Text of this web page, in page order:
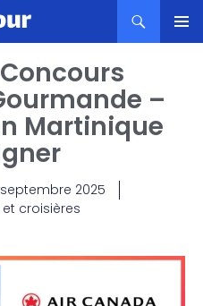
–
Martinique
2025
croisières